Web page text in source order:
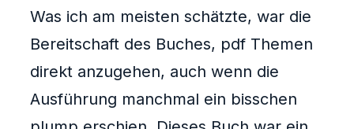
Was ich am meisten schätzte, war die
Bereitschaft des Buches, pdf Themen
direkt anzugehen, auch wenn die
Ausführung manchmal ein bisschen